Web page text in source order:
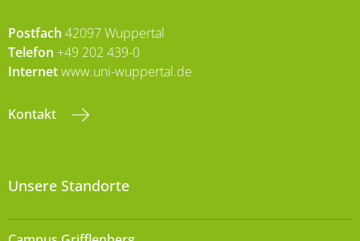
Postfach 42097 Wuppertal
Telefon +49 202 439-0
Internetwww.uni-wuppertal.de
Kontakt
Unsere Standorte